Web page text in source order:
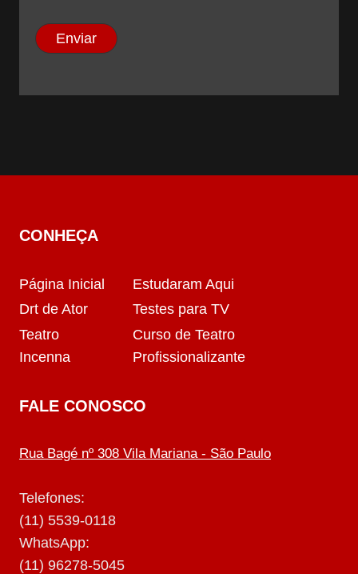
CONHEÇA
Página Inicial
Drt de Ator
Teatro
Incenna
Estudaram Aqui
Testes para TV
Curso de Teatro
Profissionalizante
FALE CONOSCO
Rua Bagé nº 308 Vila Mariana - São Paulo
Telefones:
(11) 5539-0118
WhatsApp:
(11) 96278-5045